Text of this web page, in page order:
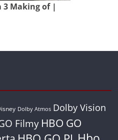
3 Making of |
Dolby Atmos Dolby Vision
Filmy HBO GO